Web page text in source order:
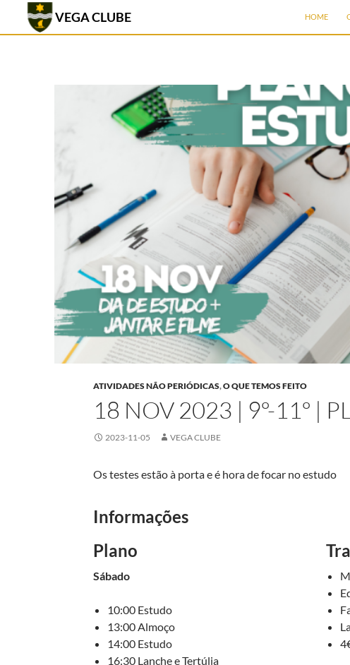
VEGA CLUBE
HOME
ATIVIDADES NÃO PERIÓDICAS,O QUE TEMOS FEITO
18 NOV 2023 | 9º-11º |
2023-11-05 VEGA CLUBE
Os testes estão à porta e é hora de focar no estudo
Informações
Plano
Sábado
10:00 Estudo
13:00 Almoço
14:00 Estudo
16:30 Lanche e Tertúlia